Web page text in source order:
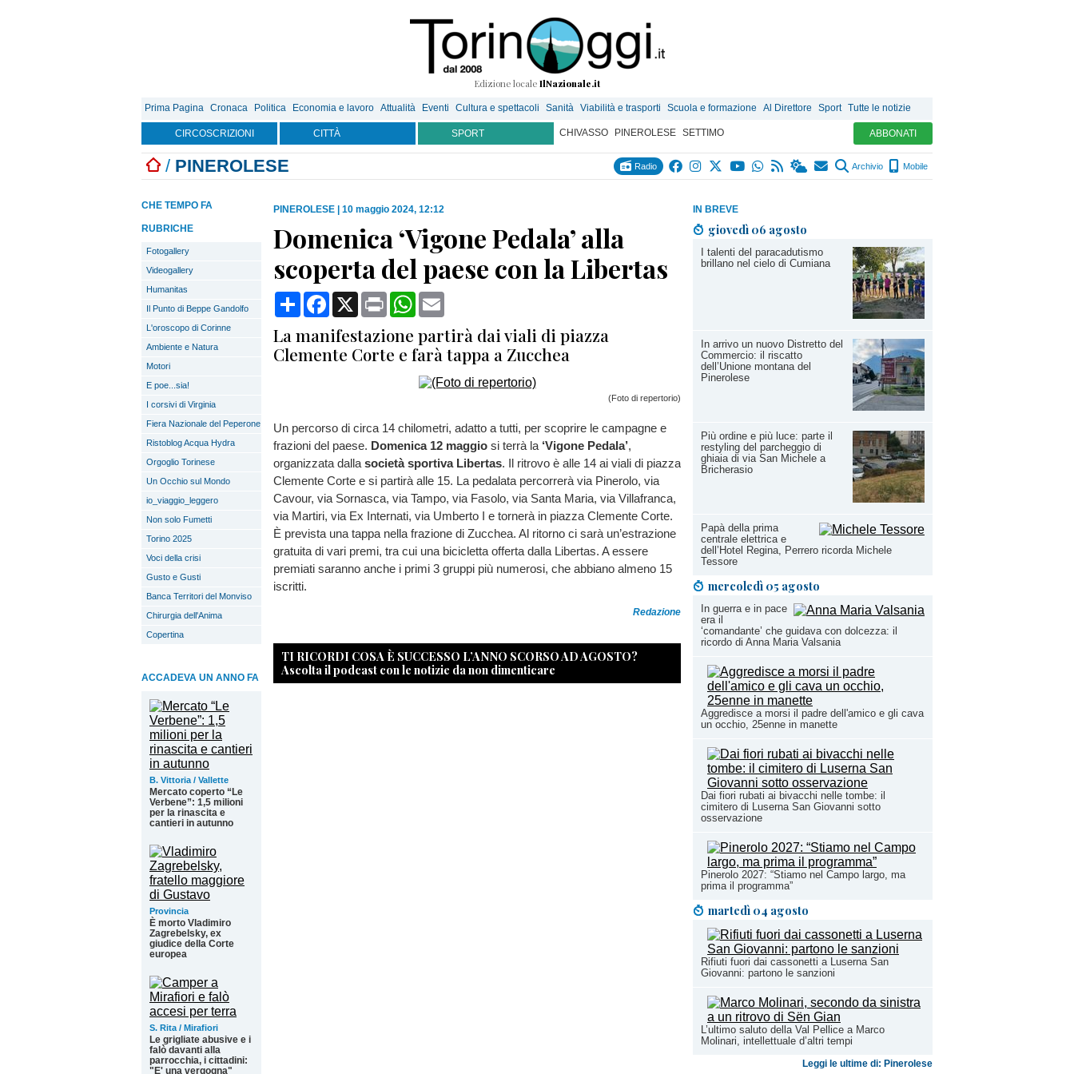
Edizione locale IlNazionale.it
Prima Pagina Cronaca Politica Economia e lavoro Attualità Eventi Cultura e spettacoli Sanità Viabilità e trasporti Scuola e formazione Al Direttore Sport Tutte le notizie
CIRCOSCRIZIONI CITTÀ SPORT CHIVASSO PINEROLESE SETTIMO ABBONATI
/ PINEROLESE Radio Archivio Mobile
IN BREVE
giovedì 06 agosto
I talenti del paracadutismo
brillano nel cielo di Cumiana
In arrivo un nuovo Distretto del
Commercio: il riscatto
dell’Unione montana del
Pinerolese
Più ordine e più luce: parte il
restyling del parcheggio di
ghiaia di via San Michele a
Bricherasio
Papà della prima
centrale elettrica e
dell’Hotel Regina, Perrero ricorda Michele
Tessore
mercoledì 05 agosto
In guerra e in pace
era il
‘comandante’ che guidava con dolcezza: il
ricordo di Anna Maria Valsania
Aggredisce a morsi il padre dell'amico e gli cava
un occhio, 25enne in manette
Dai fiori rubati ai bivacchi nelle tombe: il
cimitero di Luserna San Giovanni sotto
osservazione
Pinerolo 2027: “Stiamo nel Campo largo, ma
prima il programma”
martedì 04 agosto
Rifiuti fuori dai cassonetti a Luserna San
Giovanni: partono le sanzioni
L’ultimo saluto della Val Pellice a Marco
Molinari, intellettuale d’altri tempi
Leggi le ultime di: Pinerolese
CHE TEMPO FA
RUBRICHE
Fotogallery
Videogallery
Humanitas
Il Punto di Beppe Gandolfo
L'oroscopo di Corinne
Ambiente e Natura
Motori
E poe...sia!
I corsivi di Virginia
Fiera Nazionale del Peperone
Ristoblog Acqua Hydra
Orgoglio Torinese
Un Occhio sul Mondo
io_viaggio_leggero
Non solo Fumetti
Torino 2025
Voci della crisi
Gusto e Gusti
Banca Territori del Monviso
Chirurgia dell'Anima
Copertina
ACCADEVA UN ANNO FA
B. Vittoria / Vallette
Mercato coperto “Le
Verbene”: 1,5 milioni
per la rinascita e
cantieri in autunno
Provincia
È morto Vladimiro
Zagrebelsky, ex
giudice della Corte
europea
S. Rita / Mirafiori
Le grigliate abusive e i
falò davanti alla
parrocchia, i cittadini:
"E' una vergogna"
PINEROLESE 10 maggio 2024, 12:12
Domenica ‘Vigone Pedala’ alla
scoperta del paese con la Libertas
CondividiFacebook
X Print WhatsApp
La manifestazione partirà dai viali di piazza
Clemente Corte e farà tappa a Zucchea
(Foto di repertorio)
Un percorso di circa 14 chilometri, adatto a tutti, per scoprire le campagne e
frazioni del paese. Domenica 12 maggio si terrà la ‘Vigone Pedala’,
organizzata dalla società sportiva Libertas. Il ritrovo è alle 14 ai viali di piazza
Clemente Corte e si partirà alle 15. La pedalata percorrerà via Pinerolo, via
Cavour, via Sornasca, via Tampo, via Fasolo, via Santa Maria, via Villafranca,
via Martiri, via Ex Internati, via Umberto I e tornerà in piazza Clemente Corte.
È prevista una tappa nella frazione di Zucchea. Al ritorno ci sarà un’estrazione
gratuita di vari premi, tra cui una bicicletta offerta dalla Libertas. A essere
premiati saranno anche i primi 3 gruppi più numerosi, che abbiano almeno 15
iscritti.
Redazione
TI RICORDI COSA È SUCCESSO L’ANNO SCORSO AD AGOSTO?
Ascolta il podcast con le notizie da non dimenticare